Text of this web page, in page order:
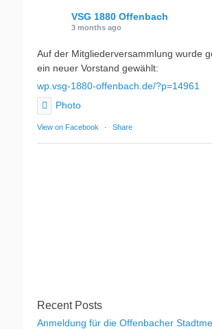
VSG 1880 Offenbach
3 months ago
Auf der Mitgliederversammlung wurde
ein neuer Vorstand gewählt:
wp.vsg-1880-offenbach.de/?p=14961
Photo
View on Facebook · Share
Recent Posts
Anmeldung für die Offenbacher